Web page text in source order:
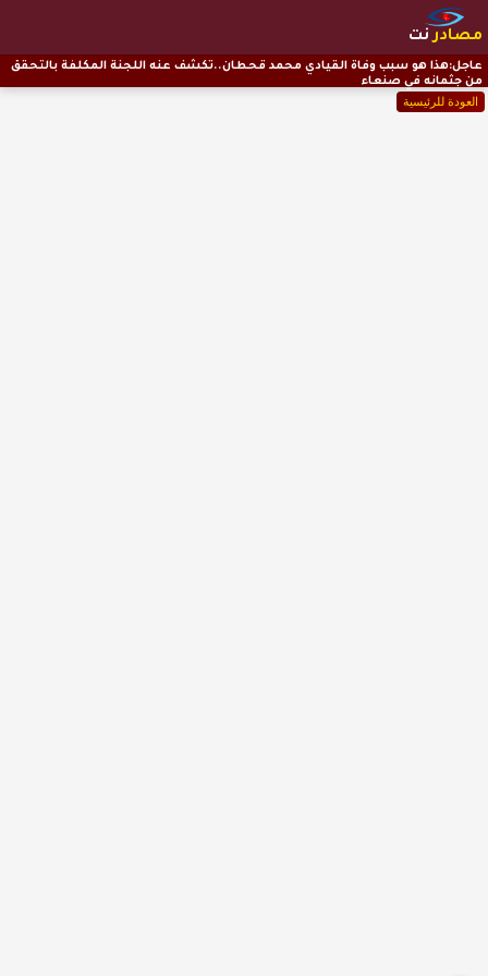
مصادرنت
العودة للرئيسية
عاجل:هذا هو سبب وفاة القيادي محمد قحطان..تكشف عنه اللجنة المكلفة بالتحقق
من جثمانه في صنعاء